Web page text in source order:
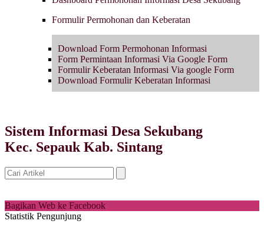
Formulir Permohonan dan Keberatan
Download Form Permohonan Informasi
Form Permintaan Informasi Via Google Form
Formulir Keberatan Informasi Via google Form
Download Formulir Keberatan Informasi
Sistem Informasi Desa Sekubang
Kec. Sepauk Kab. Sintang
Bagikan Web ke Facebook
Statistik Pengunjung